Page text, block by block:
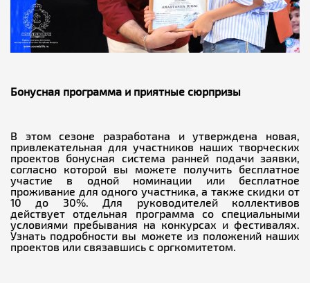
Бонусная программа и приятные сюрпризы
В этом сезоне разработана и утверждена новая,
привлекательная для участников наших творческих
проектов бонусная система ранней подачи заявки,
согласно которой вы можете получить бесплатное
участие в одной номинации или бесплатное
проживание для одного участника, а также скидки от
10 до 30%. Для руководителей коллективов
действует отдельная программа со специальными
условиями пребывания на конкурсах и фестивалях.
Узнать подробности вы можете из положений наших
проектов или связавшись с оргкомитетом.